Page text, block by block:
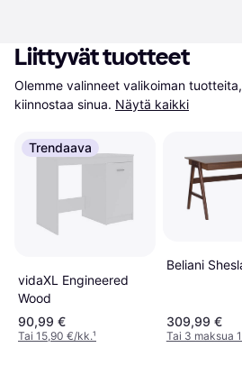
Liittyvät tuotteet
Olemme valinneet valikoiman
kiinnostaa sinua. Näytä kaikki
Trendaava
vidaXL Engineered
Wood
90,99 €
Tai 15,90 €/kk.¹
Beliani
309,99 €
Tai 3 maksua